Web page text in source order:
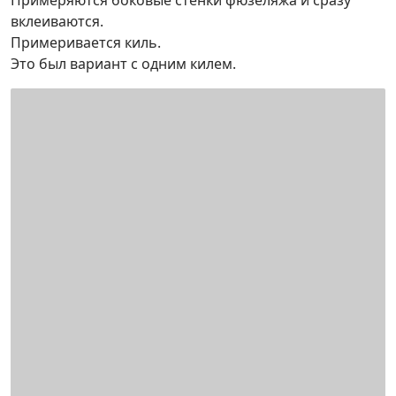
вклеиваются.
Примеривается киль.
Это был вариант с одним килем.